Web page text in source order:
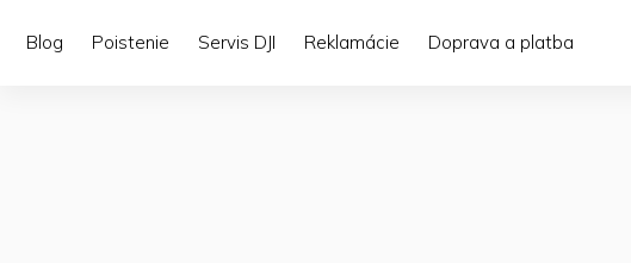
Blog Poistenie Servis DJI Reklamácie Doprava a platba